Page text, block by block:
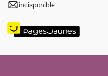
indisponible